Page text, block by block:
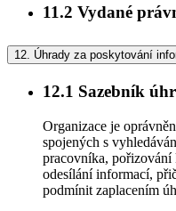
11.2 Vydané
12. Úhrady za poskytování
12.1 Sazebník
Organizace je
spojených s
pracovníka, pořizování
odesílání informací,
podmínit zaplacením